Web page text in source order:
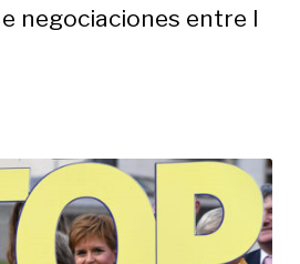
negociaciones entre l